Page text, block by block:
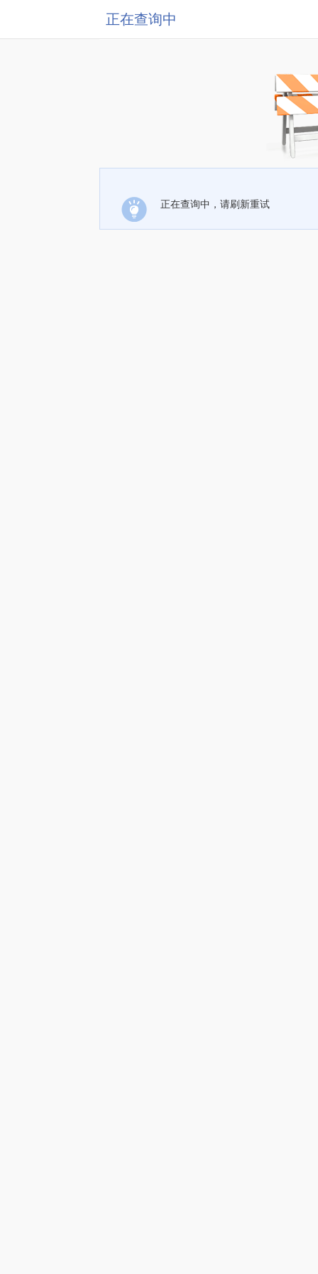
正在查询中
正在查询中，请刷新重试